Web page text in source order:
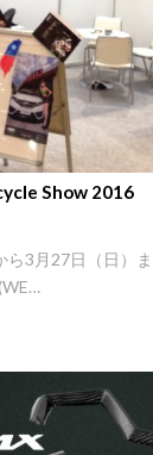
Show 2016
ら3月27日（日）